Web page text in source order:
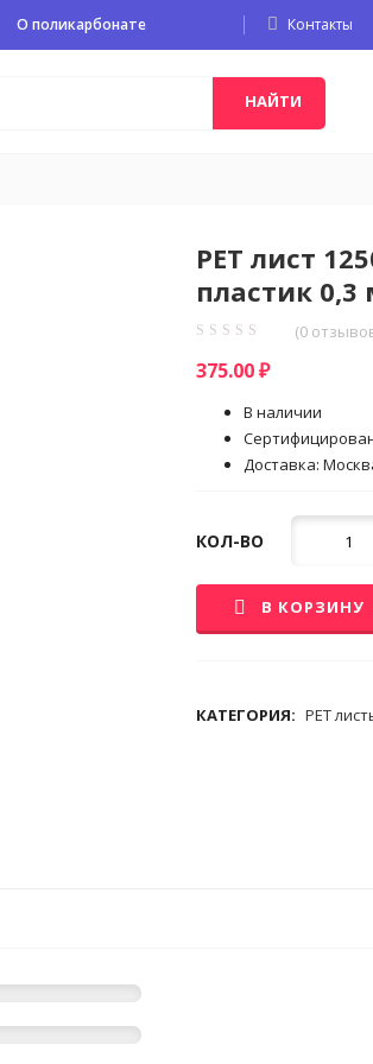
О поликарбонате Контакты
НАЙТИ
PET лист
пластик
(0
375.00₽
В наличии
Доставка:
КОЛ-ВО
В КОРЗИНУ
КАТЕГОРИЯ: PET